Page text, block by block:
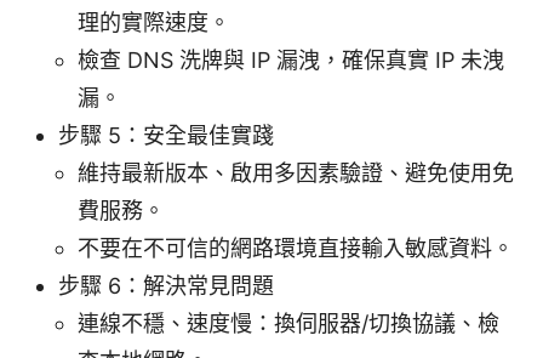
理的實際速度。
檢查 DNS 洗牌與 IP 漏洩，確保真實 IP 未洩
漏。
步驟 5：安全最佳實踐
維持最新版本、啟用多因素驗證、避免使用免
費服務。
不要在不可信的網路環境直接輸入敏感資料。
步驟 6：解決常見問題
連線不穩、速度慢：換伺服器/切換協議、檢